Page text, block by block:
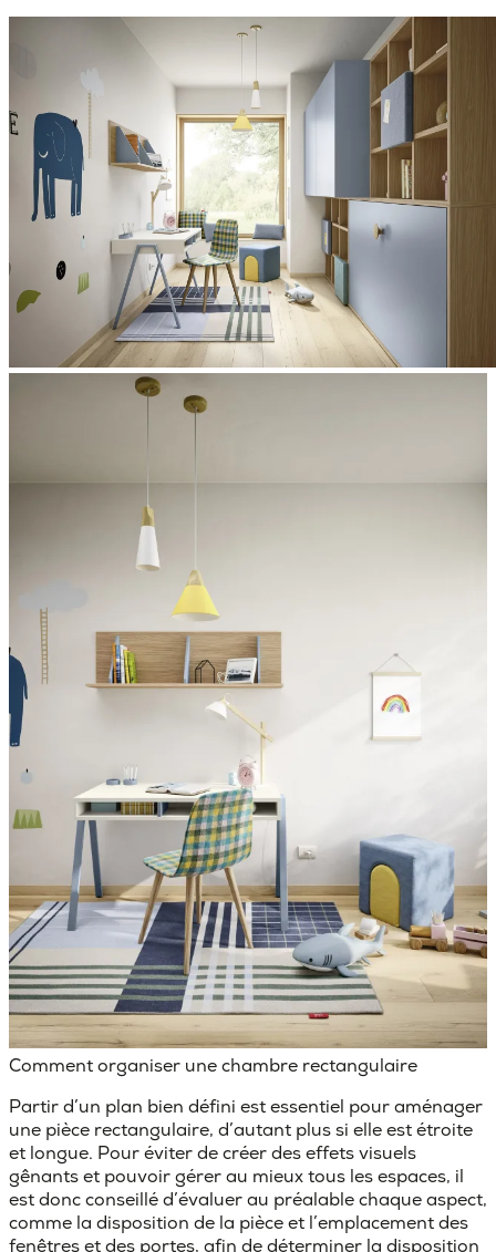
Comment organiser une chambre rectangulaire
Partir d’un plan bien défini est essentiel pouraménager
une pièce rectangulaire, d’autant plus si elle est étroite
et longue. Pour éviter de créer des effets visuels
gênants et pouvoir gérer au mieux tous les espaces, il
est donc conseillé d’évaluer au préalable chaque aspect,
comme la disposition de la pièce et l’emplacement des
fenêtres et des portes, afin de déterminer la disposition